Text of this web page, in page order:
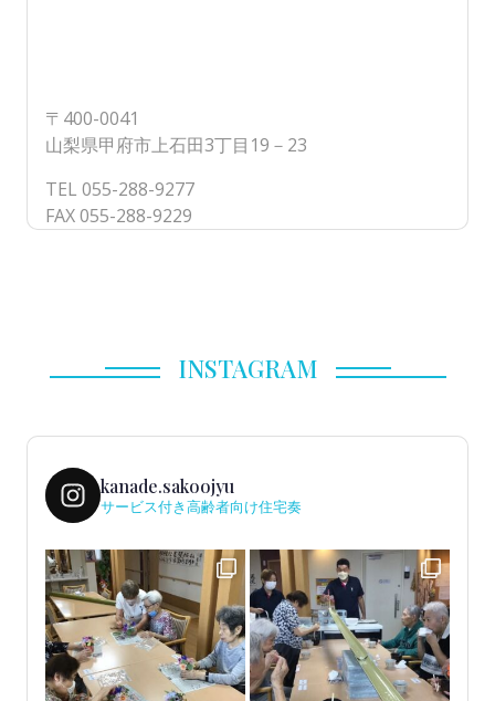
〒400-0041
山梨県甲府市上石田3丁目19－23
TEL 055-288-9277
FAX 055-288-9229
INSTAGRAM
kanade.sakoojyu
サービス付き高齢者向け住宅奏